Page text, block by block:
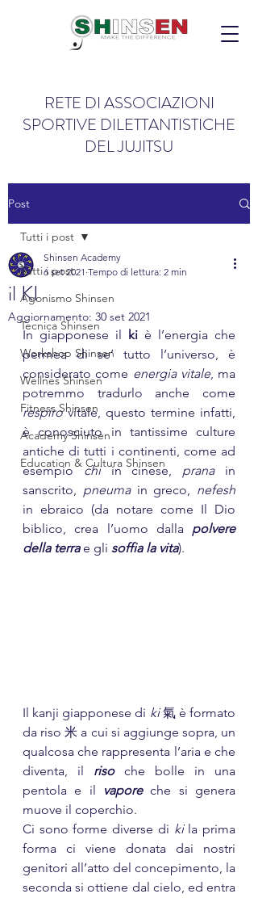
RETE DI ASSOCIAZIONI
SPORTIVE DILETTANTISTICHE
DEL JUJITSU
Post
Tutti i post
Agonismo Shinsen
Tecnica Shinsen
Workshop Shinsen
Wellnes Shinsen
Fitness Shinsen
Academy Shinsen
Education & Cultura Shinsen
Tutti i post
il KI
Shinsen Academy
6 set 2021 Tempo di lettura: 2 min
Aggiornamento: 30 set 2021
In giapponese il ki è l’energia che
permea di se’ tutto l’universo, è
considerato come energia vitale, ma
respiro vitale, questo termine infatti,
è conosciuto in tantissime culture
antiche di tutti i continenti, come ad
esempio chi in cinese, prana in
sanscrito, pneuma in greco, nefesh
in ebraico (da notare come Il Dio
biblico, crea l’uomo dalla polvere
della terra e gli soffia la vita).
Il kanji giapponese di ki 氣 è formato
da riso 米 a cui si aggiunge sopra, un
qualcosa che rappresenta l’aria e che
diventa, il riso che bolle in una
pentola e il
vapore che si genera
muove il coperchio.
Ci sono forme diverse di ki la prima
forma ci viene donata dai nostri
genitori all’atto del concepimento, la
seconda si ottiene dal cielo, ed entra